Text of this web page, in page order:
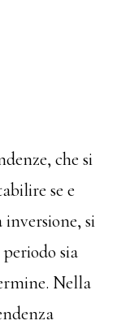
che si
se e
si
sia
Nella